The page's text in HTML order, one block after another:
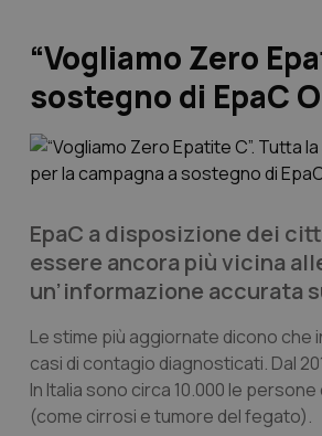
“Vogliamo Zero
sostegno di EpaC
EpaC a disposizione dei
essere ancora più vicina
un’informazione accurata
Le stime più aggiornate dicono che
casi di contagio diagnosticati. Dal
In Italia sono circa 10.000 le
(come cirrosi e tumore del fegato).